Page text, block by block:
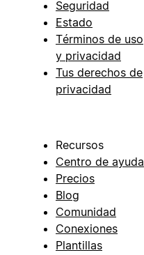
Seguridad
Estado
Términos de uso
y privacidad
Tus derechos de
privacidad
Recursos
Centro de ayuda
Precios
Blog
Comunidad
Conexiones
Plantillas